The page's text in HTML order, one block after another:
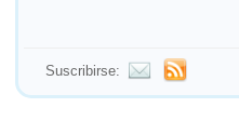
Suscribirse: